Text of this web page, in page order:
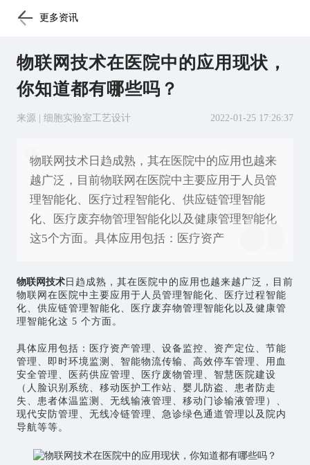
更多资讯
物联网技术在医院中的应用现状，
你知道都有哪些吗？
来源 | 细胞实验室工艺设计 2022-01-25 17:26:37
物联网技术日趋成熟，其在医院中的应用也越来
越广泛，目前物联网在医院中主要应用于人员管
理智能化、医疗过程智能化、供应链管理智能
化、医疗废弃物管理智能化以及健康管理智能化
这5个方面。具体应用包括：医疗资产
物联网技术日趋成熟，其在医院中的应用也越来越广泛，目前
物联网在医院中主要应用于人员管理智能化、医疗过程智能
化、供应链管理智能化、医疗废弃物管理智能化以及健康管
理智能化这 5 个方面。
具体应用包括：医疗资产管理、设备监控、资产定位、节能
管理、即时环境监测、智能物流传输、高效停车管理、用血
安全管理、医药供应管理、医疗废物管理、智慧医院建设
（人脸识别系统、移动医护工作站、婴儿防盗、患者防走
失、患者体温监测、无线输液管理、移动门诊输液管理）、
现代安防管理、无线冷链管理、急诊绿色通道管理以及院内
导航等等。